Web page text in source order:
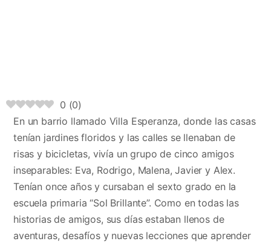
0 (0)
En un barrio llamado Villa Esperanza, donde las casas
tenían jardines floridos y las calles se llenaban de
risas y bicicletas, vivía un grupo de cinco amigos
inseparables: Eva, Rodrigo, Malena, Javier y Alex.
Tenían once años y cursaban el sexto grado en la
escuela primaria “Sol Brillante”. Como en todas las
historias de amigos, sus días estaban llenos de
aventuras, desafíos y nuevas lecciones que aprender